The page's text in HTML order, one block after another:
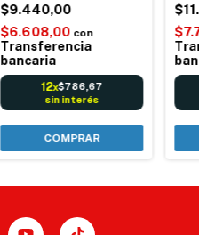
M6550 Marca Office
$9.440,00
$6.608,00 con
Transferencia
bancaria
12x$786,67
sin interés
COMPRAR